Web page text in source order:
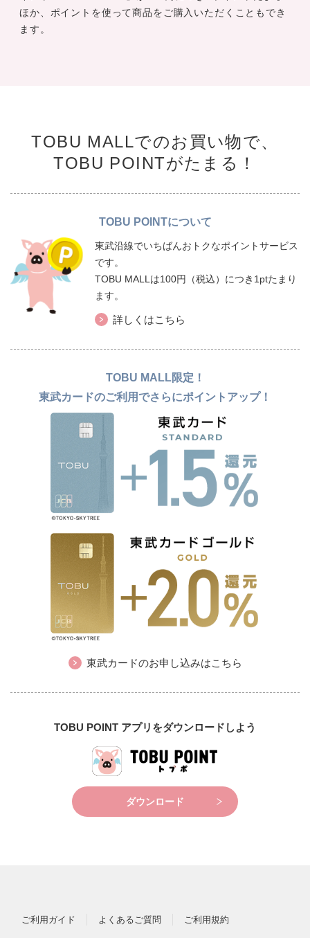
ほか、ポイントを使って商品をご購入いただくこともでき
ます。
TOBU MALLでのお買い物で、
TOBU POINTがたまる！
TOBU POINTについて
東武沿線でいちばんおトクなポイントサービス
です。
TOBU MALLは100円（税込）につき1ptたまり
ます。
詳しくはこちら
TOBU MALL限定！
東武カードのご利用でさらにポイントアップ！
東武カードのお申し込みはこちら
TOBU POINT アプリをダウンロードしよう
ダウンロード
ご利用ガイド よくあるご質問 ご利用規約